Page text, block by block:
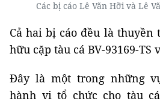
Các bị cáo Lê Văn Hỡi và Lê
Cả hai bị cáo đều là
hữu cặp tàu cá BV-93169-TS
Đây là một trong những
hành vi tổ chức cho tàu